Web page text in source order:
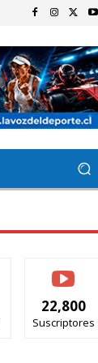
22,800
Suscriptores